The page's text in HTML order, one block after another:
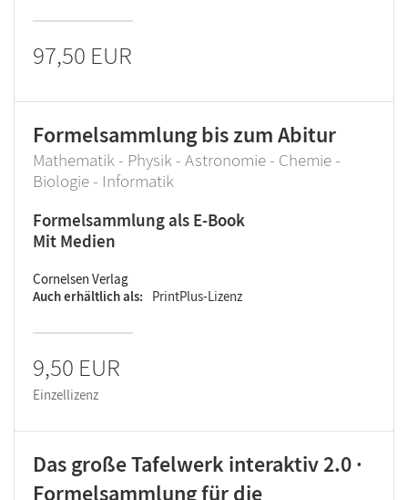
97,50 EUR
Formelsammlung bis zum Abitur
Mathematik - Physik - Astronomie - Chemie -
Biologie - Informatik
Formelsammlung als E-Book
Mit Medien
Cornelsen Verlag
Auch erhältlich als
PrintPlus-Lizenz
9,50 EUR
Einzellizenz
Das große Tafelwerk interaktiv 2.0 ·
Formelsammlung für die